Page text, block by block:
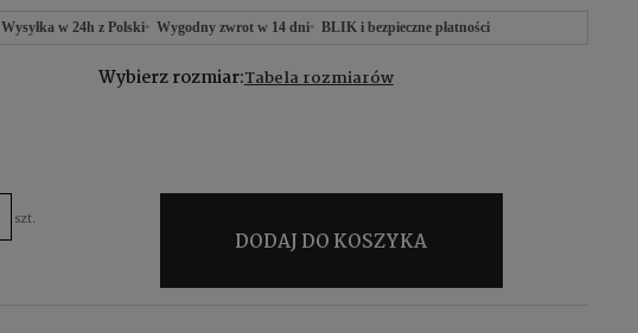
Wysyłka w 24h z Polski Wygodny zwrot w 14 dni BLIK i bezpieczne płatności
Wybierz rozmiar:Tabela rozmiarów
szt.
DODAJ DO KOSZYKA